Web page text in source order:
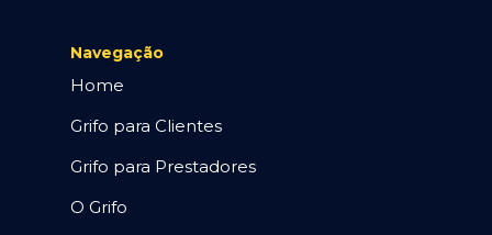
Navegação
Home
Grifo para Clientes
Grifo para Prestadores
O Grifo